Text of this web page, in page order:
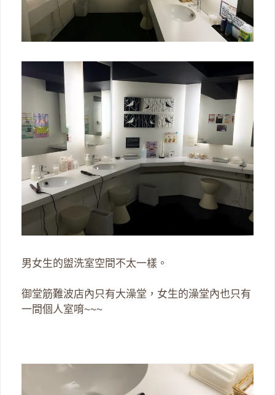
男女生的盥洗室空間不太一樣。
御堂筋難波店內只有大澡堂，女生的澡堂內也只有
一間個人室唷~~~